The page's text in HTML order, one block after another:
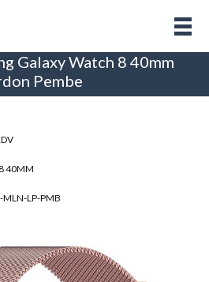
Galaxy Watch 8 40mm
Pembe
40MM
LP-PMB